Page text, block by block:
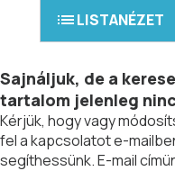
LISTANÉZET
Sajnáljuk, de a
tartalom jelenleg
Kérjük, hogy vagy
fel a kapcsolatot e-
segíthessünk. E-mail